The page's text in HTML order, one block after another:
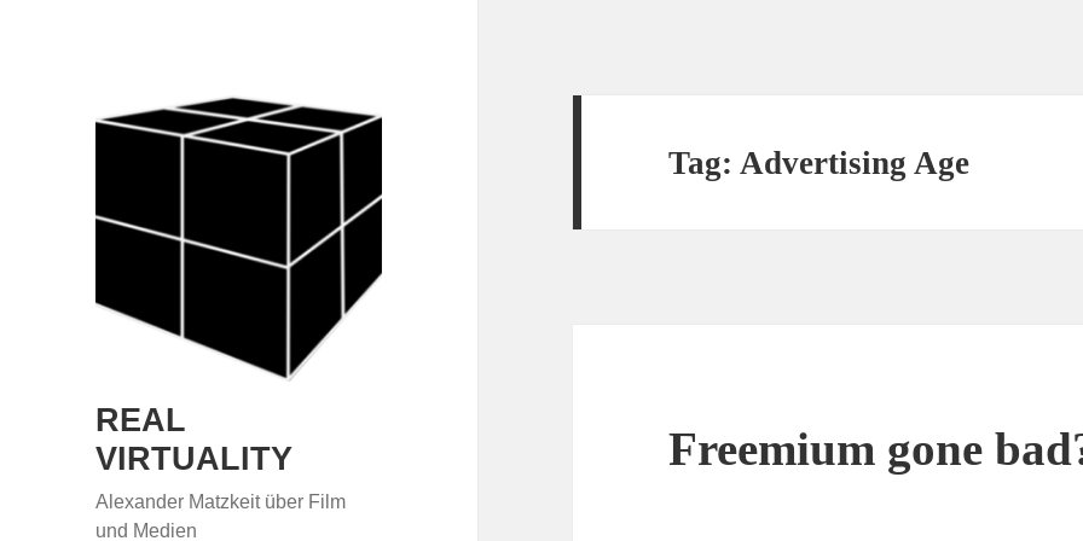
REAL
VIRTUALITY
Alexander Matzkeit über Film
und Medien
Tag: Advertising Age
Freemium gone